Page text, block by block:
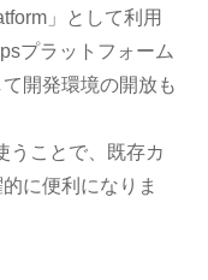
」として利用
プラットフォーム
開発環境の開放も
うことで、既存カ
に便利になりま